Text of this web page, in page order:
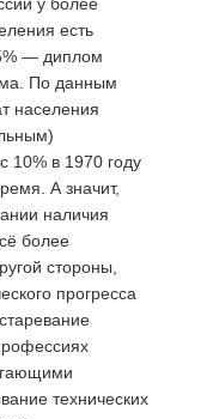
есть
— диплом
По данным
населения
10% в 1970 году
А значит,
наличия
более
стороны,
прогресса
технических